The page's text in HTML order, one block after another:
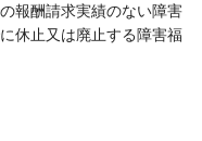
報酬請求実績のない障害
休止又は廃止する障害福